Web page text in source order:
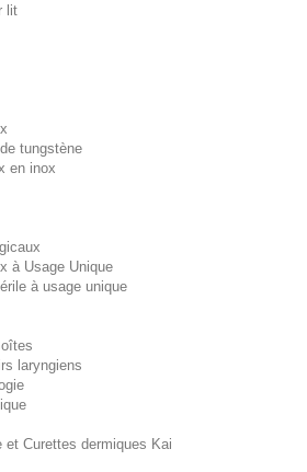
lit
tungstène
en inox
à Usage Unique
à usage unique
laryngiens
et Curettes dermiques Kai